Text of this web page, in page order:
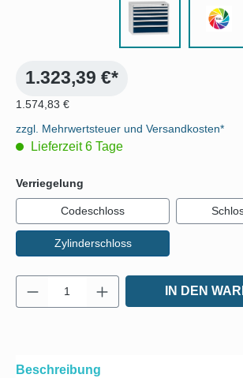
1.323,39 €*
1.574,83 €
zzgl. Mehrwertsteuer und Versandkosten*
Lieferzeit 6 Tage
Verriegelung
Codeschloss
Zylinderschloss
Produkt Anzahl: Gib den
IN DEN
Beschreibung